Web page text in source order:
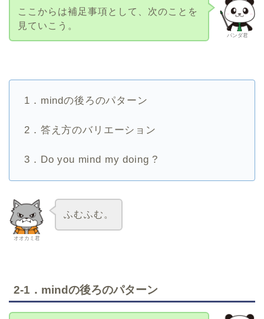
パンダ君
ここからは補足事項として、次のことを
見ていこう。
1．mindの後ろのパターン
2．答え方のバリエーション
3．Do you mind my doing ?
オオカミ君
ふむふむ。
2-1．mindの後ろのパターン